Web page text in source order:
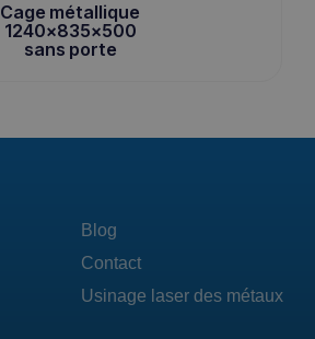
Cage métallique
1240x835x500
sans porte
Blog
Contact
Usinage laser des métaux